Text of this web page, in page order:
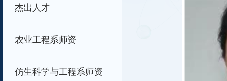
杰出人才
农业工程系师资
仿生科学与工程系师资